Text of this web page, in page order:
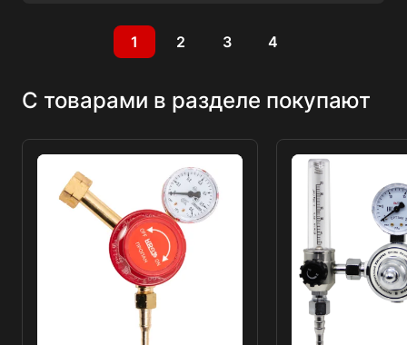
1 2 3 4
С товарами в разделе покупают